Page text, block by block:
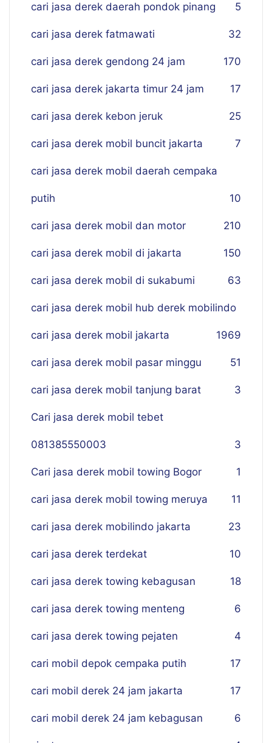
cari jasa derek daerah pondok pinang 5
cari jasa derek fatmawati 32
cari jasa derek gendong 24 jam 170
cari jasa derek jakarta timur 24 jam 17
cari jasa derek kebon jeruk 25
cari jasa derek mobil buncit jakarta 7
cari jasa derek mobil daerah cempaka
putih 10
cari jasa derek mobil dan motor 210
cari jasa derek mobil di jakarta 150
cari jasa derek mobil di sukabumi 63
cari jasa derek mobil hub derek mobilindo
69
cari jasa derek mobil jakarta 19
cari jasa derek mobil pasar minggu 51
cari jasa derek mobil tanjung barat 3
Cari jasa derek mobil tebet
081385550003 3
Cari jasa derek mobil towing Bogor 1
cari jasa derek mobil towing meruya 11
cari jasa derek mobilindo jakarta 23
cari jasa derek terdekat 10
cari jasa derek towing kebagusan 18
cari jasa derek towing menteng 6
cari jasa derek towing pejaten 4
cari mobil depok cempaka putih 17
cari mobil derek 24 jam jakarta 17
cari mobil derek 24 jam kebagusan 6